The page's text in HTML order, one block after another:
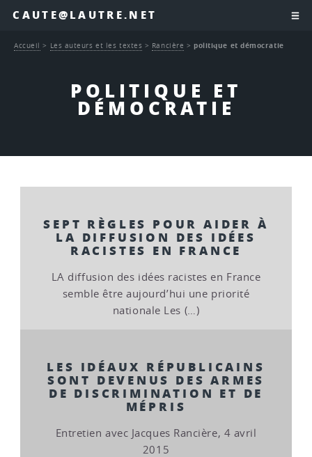
CAUTE@LAUTRE.NET
POLITIQUE ET
DÉMOCRATIE
Accueil > Les auteurs et les textes > Rancière > politique et démocratie
SEPT RÈGLES POUR AIDER À
LA DIFFUSION DES IDÉES
RACISTES EN FRANCE
LA diffusion des idées racistes en France
semble être aujourd’hui une priorité
nationale Les (…)
LES IDÉAUX RÉPUBLICAINS
SONT DEVENUS DES ARMES
DE DISCRIMINATION ET DE
MÉPRIS
Entretien avec Jacques Rancière, 4 avril
2015